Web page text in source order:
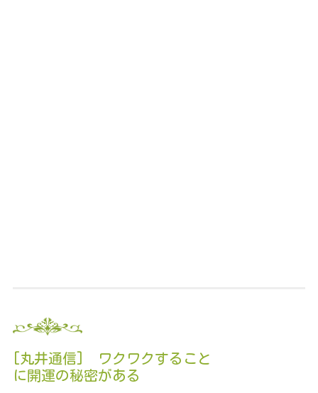
[丸井通信] ワクワクすること
に開運の秘密がある